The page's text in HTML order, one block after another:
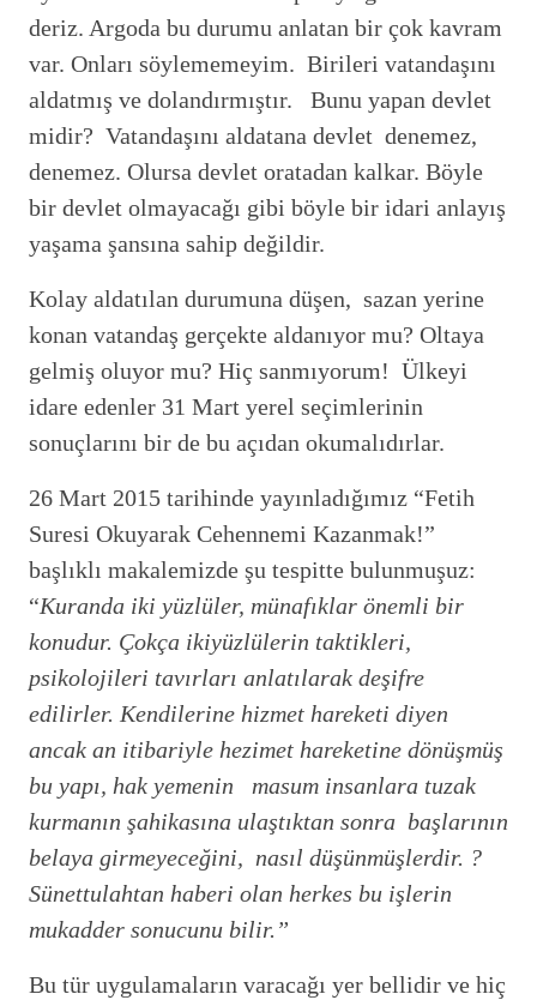
deriz. Argoda bu durumu anlatan bir çok kavram
var. Onları söylememeyim. Birileri vatandaşını
aldatmış ve dolandırmıştır. Bunu yapan devlet
midir? Vatandaşını aldatana devlet denemez,
denemez. Olursa devlet oratadan kalkar. Böyle
bir devlet olmayacağı gibi böyle bir idari anlayış
yaşama şansına sahip değildir.
Kolay aldatılan durumuna düşen, sazan yerine
konan vatandaş gerçekte aldanıyor mu? Oltaya
gelmiş oluyor mu? Hiç sanmıyorum! Ülkeyi
idare edenler 31 Mart yerel seçimlerinin
sonuçlarını bir de bu açıdan okumalıdırlar.
26 Mart 2015 tarihinde yayınladığımız “Fetih
Suresi Okuyarak Cehennemi Kazanmak!”
başlıklı makalemizde şu tespitte bulunmuşuz:
“Kuranda iki yüzlüler, münafıklar önemli bir
konudur. Çokça ikiyüzlülerin taktikleri,
psikolojileri tavırları anlatılarak deşifre
edilirler. Kendilerine hizmet hareketi diyen
ancak an itibariyle hezimet hareketine dönüşmüş
bu yapı, hak yemenin masum insanlara tuzak
kurmanın şahikasına ulaştıktan sonra başlarının
belaya girmeyeceğini, nasıl düşünmüşlerdir. ?
Sünettulahtan haberi olan herkes bu işlerin
mukadder sonucunu bilir.”
Bu tür uygulamaların varacağı yer bellidir ve hiç